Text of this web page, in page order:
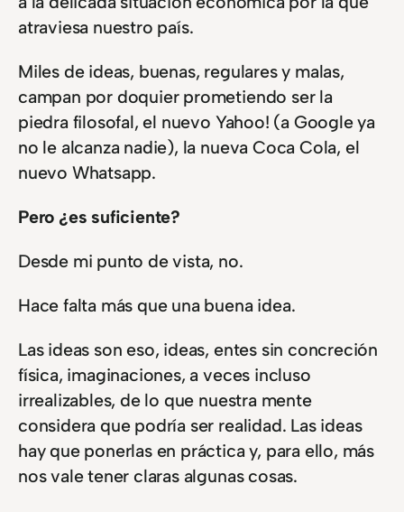
atraviesa nuestro país.
Miles de ideas, buenas, regulares y malas,
campan por doquier prometiendo ser la
piedra filosofal, el nuevo Yahoo! (a Google ya
no le alcanza nadie), la nueva Coca Cola, el
nuevo Whatsapp.
Pero ¿es suficiente?
Desde mi punto de vista, no.
Hace falta más que una buena idea.
Las ideas son eso, ideas, entes sin concreción
física, imaginaciones, a veces incluso
irrealizables, de lo que nuestra mente
considera que podría ser realidad. Las ideas
hay que ponerlas en práctica y, para ello, más
nos vale tener claras algunas cosas.